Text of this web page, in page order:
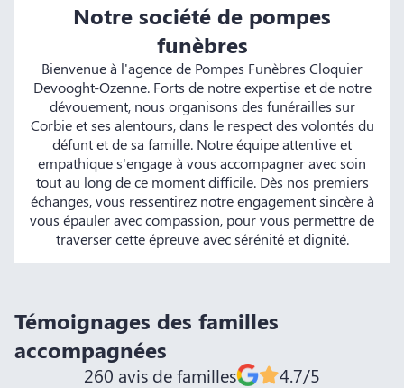
Notre société de pompes
funèbres
Bienvenue à l'agence de Pompes Funèbres Cloquier
Devooght-Ozenne. Forts de notre expertise et de notre
dévouement, nous organisons des funérailles sur
Corbie et ses alentours, dans le respect des volontés du
défunt et de sa famille. Notre équipe attentive et
empathique s'engage à vous accompagner avec soin
tout au long de ce moment difficile. Dès nos premiers
échanges, vous ressentirez notre engagement sincère à
vous épauler avec compassion, pour vous permettre de
traverser cette épreuve avec sérénité et dignité.
Témoignages des familles
accompagnées
260 avis de familles 4.7/5